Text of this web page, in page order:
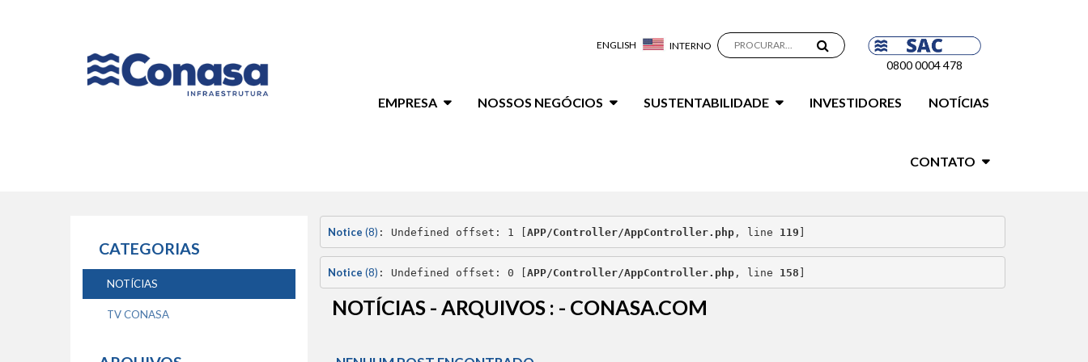
ENGLISH INTERNO
0800 0004 478
principalEMPRESA NOSSOS NEGÓCIOS SUSTENTABILIDADE INVESTIDORES NOTÍCIAS
CONTATO
CATEGORIAS
NOTÍCIAS
TV CONASA
Notice (8) : Undefined offset: 1 [APP/Controller/AppController.php , line 119 ]
Notice (8) : Undefined offset: 0 [APP/Controller/AppController.php , line 158 ]
NOTÍCIAS - ARQUIVOS : - CONASA.COM